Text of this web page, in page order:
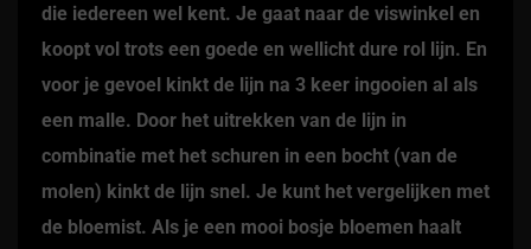
die iedereen wel kent. Je gaat naar de viswinkel en
koopt vol trots een goede en wellicht dure rol lijn. En
voor je gevoel kinkt de lijn na 3 keer ingooien al als
een malle. Door het uitrekken van de lijn in
combinatie met het schuren in een bocht (van de
molen) kinkt de lijn snel. Je kunt het vergelijken met
de bloemist. Als je een mooi bosje bloemen haalt